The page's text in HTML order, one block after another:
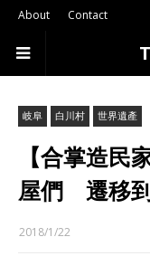
About Contact
岐阜 白川村 世界遺產
【合掌造民
屋們 遷移
2018/1/22